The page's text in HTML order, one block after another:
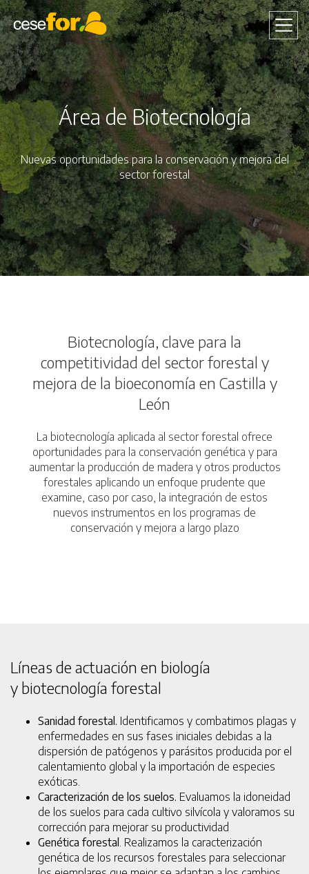
Pasar
al
contenido
principal
Área de Biotecnología
Nuevas oportunidades para la conservación y mejora del
sector forestal
Biotecnología, clave para la
competitividad del sector forestal y
mejora de la bioeconomía en Castilla y
León
La biotecnología aplicada al sector forestal ofrece
oportunidades para la conservación genética y para
aumentar la producción de madera y otros productos
forestales aplicando un enfoque prudente que
examine, caso por caso, la integración de estos
nuevos instrumentos en los programas de
conservación y mejora a largo plazo
Líneas de actuación en biología
y biotecnología forestal
Sanidad forestal. Identificamos y combatimos plagas y
enfermedades en sus fases iniciales debidas a la
dispersión de patógenos y parásitos producida por el
calentamiento global y la importación de especies
exóticas.
Caracterización de los suelos. Evaluamos la idoneidad
de los suelos para cada cultivo silvícola y valoramos su
corrección para mejorar su productividad
Genética forestal . Realizamos la caracterización
genética de los recursos forestales para seleccionar